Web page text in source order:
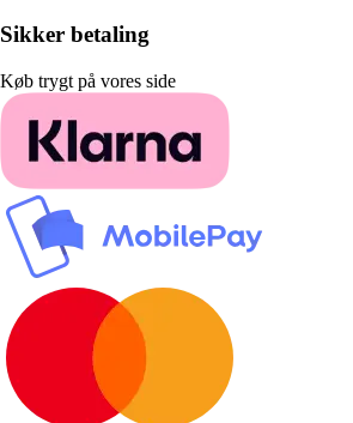
Sikker betaling
Køb trygt på vores side